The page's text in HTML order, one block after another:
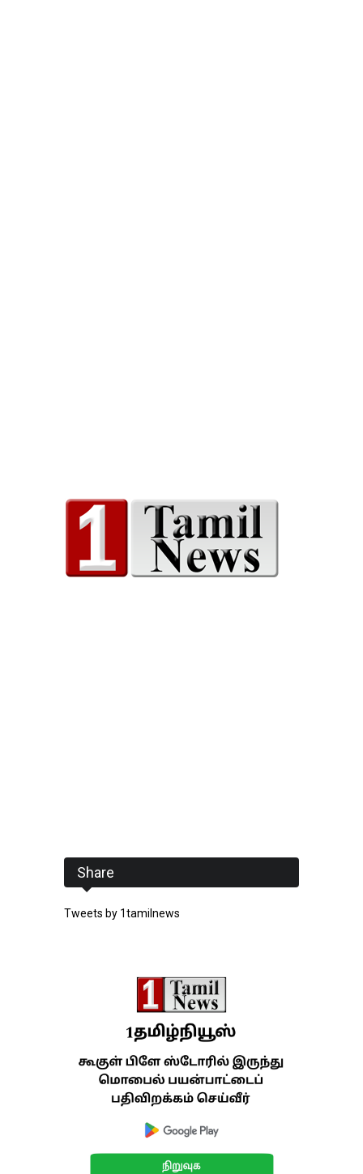
Share
Tweets by 1tamilnews